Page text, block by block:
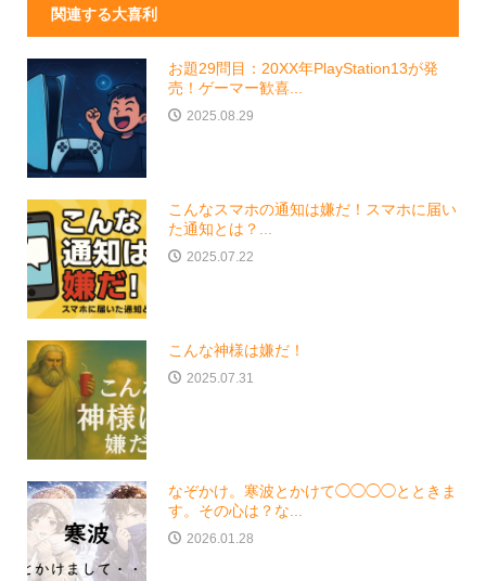
関連する大喜利
お題29問目：20XX年PlayStation13が発
売！ゲーマー歓喜...
2025.08.29
こんなスマホの通知は嫌だ！スマホに届い
た通知とは？...
2025.07.22
こんな神様は嫌だ！
2025.07.31
なぞかけ。寒波とかけて◯◯◯◯とときま
す。その心は？な...
2026.01.28